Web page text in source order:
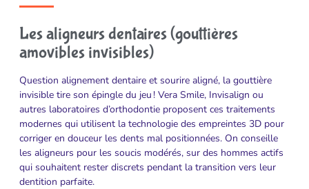
Les aligneurs dentaires (gouttières
amovibles invisibles)
Question alignement dentaire et sourire aligné, la gouttière
invisible tire son épingle du jeu ! Vera Smile, Invisalign ou
autres laboratoires d’orthodontie proposent ces traitements
modernes qui utilisent la technologie des empreintes 3D pour
corriger en douceur les dents mal positionnées. On conseille
les aligneurs pour les soucis modérés, sur des hommes actifs
qui souhaitent rester discrets pendant la transition vers leur
dentition parfaite.